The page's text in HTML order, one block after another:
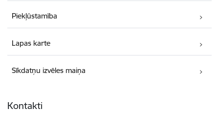
Piekļūstamība
Lapas karte
Sīkdatņu izvēles maiņa
Kontakti